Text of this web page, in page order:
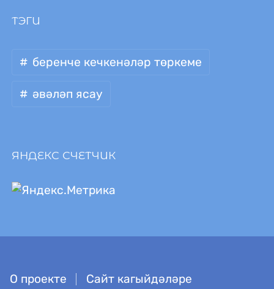
ТЭГИ
беренче кечкенәләр төркеме
әвәләп ясау
ЯНДЕКС СЧЕТЧИК
О проекте Сайт кагыйдәләре